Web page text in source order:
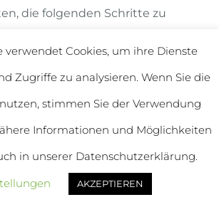
die folgenden Schritte zu
alle Gemeinschaften, die
Menschen in eurer näheren
zu besuchen und ihren Bedarf
uns so bald wie möglich
verwendet Cookies, um ihre Dienste
Zugriffe zu analysieren. Wenn Sie die
stimmen Sie der Verwendung
Informationen und Möglichkeiten
in unserer Datenschutzerklärung.
AKZEPTIEREN